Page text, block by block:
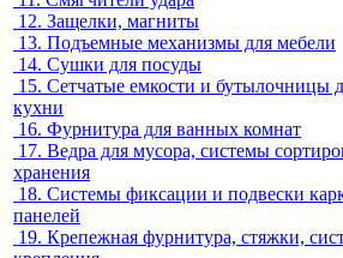
12. Защелки, магниты
13. Подъемные механизмы для мебели
14. Сушки для посуды
15. Сетчатые емкости и бутылочницы
кухни
16. Фурнитура для ванных комнат
17. Ведра для мусора, системы
хранения
18. Системы фиксации и подвески
панелей
19. Крепежная фурнитура, стяжки,